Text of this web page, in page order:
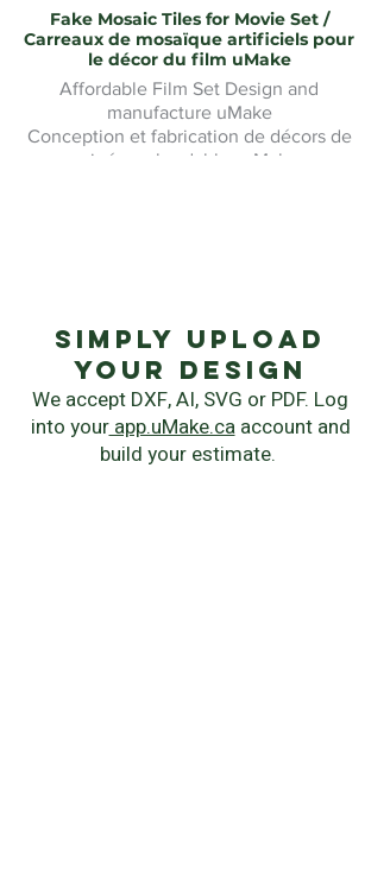
Fake Mosaic Tiles for Movie Set /
Carreaux de mosaïque artificiels pour
le décor du film uMake
Affordable Film Set Design and
manufacture uMake
Conception et fabrication de décors de
cinéma abordables uMake
Simply upload
your Design
We accept DXF, AI, SVG or PDF. Log
into yourapp.uMake.caaccount and
build your estimate.